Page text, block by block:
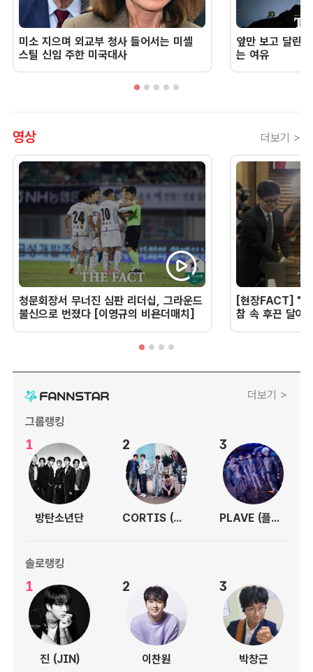
미소 지으며 외교부 청사 들어서는 미셸
스틸 신임 주한 미국대사
앞만 보고 달린
는 여유
영상 더보기 >
청문회장서 무너진 심판 리더십, 그라운드
불신으로 번졌다 [이영규의 비욘더매치]
[현장FACT] "한
참 속 후끈 달아
더보기 >
그룹랭킹
1
방탄소년단
2
CORTIS (코르티스)
3
PLAVE (플레이브)
솔로랭킹
1
진 (JIN)
2
이찬원
3
박창근